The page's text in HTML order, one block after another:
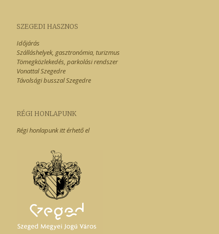
SZEGEDI HASZNOS
Időjárás
Szálláshelyek, gasztronómia, turizmus
Tömegközlekedés, parkolási rendszer
Vonattal Szegedre
Távolsági busszal Szegedre
RÉGI HONLAPUNK
Régi honlapunk itt érhető el